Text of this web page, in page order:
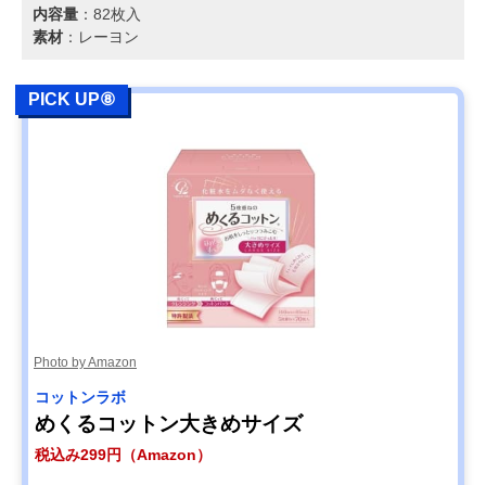
内容量 ：82枚入
素材 ：レーヨン
PICK UP⑧
Photo by Amazon
コットンラボ
めくるコットン大きめサイズ
税込み299円（Amazon）